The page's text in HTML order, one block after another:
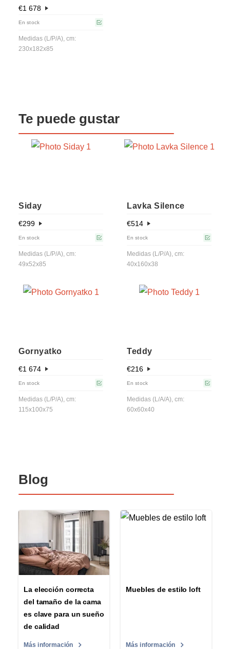
€1 678
En stock
Medidas (L/P/A), cm:
230x182x85
Te puede gustar
Siday
€299
En stock
Medidas (L/P/A), cm:
49x52x85
Lavka Silence
€514
En stock
Medidas (L/P/A), cm:
40x160x38
Gornyatko
€1 674
En stock
Medidas (L/P/A), cm:
115x100x75
Teddy
€216
En stock
Medidas (L/A/A), cm:
60x60x40
Blog
La elección correcta
del tamaño de la cama
es clave para un sueño
de calidad
Más información
Muebles de estilo loft
Más información